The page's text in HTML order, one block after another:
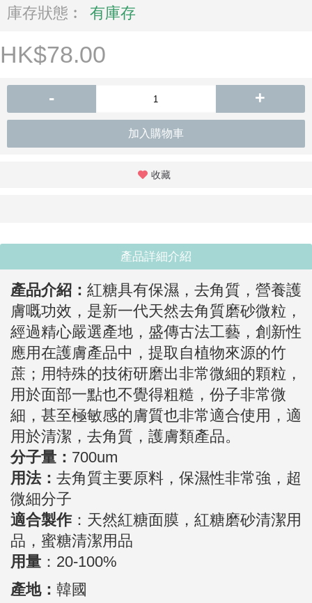
庫存狀態︰
有庫存
HK$78.00
- +
加入購物車
收藏
產品詳細介紹
產品介紹 ： 紅糖具有保濕，去角質，營養護
膚嘅功效，是新一代天然去角質磨砂微粒，
經過精心嚴選產地，盛傳古法工藝，創新性
應用在護膚產品中，提取自植物來源的竹
蔗；用特殊的技術研磨出非常微細的顆粒，
用於面部一點也不覺得粗糙，份子非常微
細，甚至極敏感的膚質也非常適合使用，適
用於清潔，去角質，護膚類產品。
分子量： 700um
用法： 去角質主要原料，保濕性非常強，超
微細分子
適合製作：天然紅糖面膜，紅糖磨砂清潔用
品，蜜糖清潔用品
用量 ：20-100%
產地： 韓國